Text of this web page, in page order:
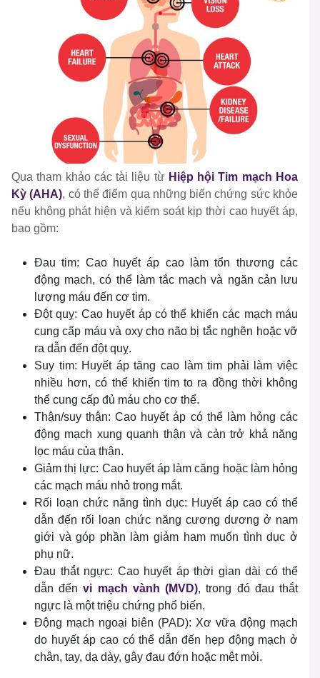
Qua tham khảo các tài liệu từ Hiệp hội Tim mạch Hoa
Kỳ (AHA), có thể điểm qua những biến chứng sức khỏe
nếu không phát hiện và kiểm soát kịp thời cao huyết áp,
bao gồm:
Đau tim: Cao huyết áp cao làm tổn thương các
động mạch, có thể làm tắc mạch và ngăn cản lưu
lượng máu đến cơ tim.
Đột quỵ: Cao huyết áp có thể khiến các mạch máu
cung cấp máu và oxy cho não bị tắc nghẽn hoặc vỡ
ra dẫn đến đột quỵ.
Suy tim: Huyết áp tăng cao làm tim phải làm việc
nhiều hơn, có thể khiến tim to ra đồng thời không
thể cung cấp đủ máu cho cơ thể.
Thận/suy thận: Cao huyết áp có thể làm hỏng các
động mạch xung quanh thận và cản trở khả năng
lọc máu của thận.
Giảm thị lực: Cao huyết áp làm căng hoặc làm hỏng
các mạch máu nhỏ trong mắt.
Rối loạn chức năng tình dục: Huyết áp cao có thể
dẫn đến rối loạn chức năng cương dương ở nam
giới và góp phần làm giảm ham muốn tình dục ở
phụ nữ.
Đau thắt ngực: Cao huyết áp thời gian dài có thể
dẫn đếnvi mạch vành (MVD), trong đó đau thắt
ngực là một triệu chứng phổ biến.
Động mạch ngoại biên (PAD): Xơ vữa động mạch
do huyết áp cao có thể dẫn đến hẹp động mạch ở
chân, tay, dạ dày, gây đau đớn hoặc mệt mỏi.